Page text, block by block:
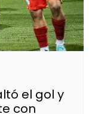
el gol y
con